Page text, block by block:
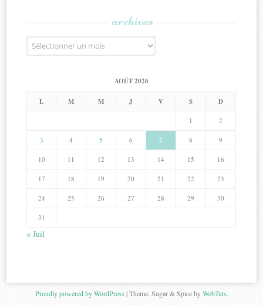
archives
Archives
AOÛT 2026
L M M J V S D
1 2
3 4 5 6 7 8 9
10 11 12 13 14 15 16
17 18 19 20 21 22 23
24 25 26 27 28 29 30
31
« Juil
Proudly powered by WordPress |Theme: Sugar & Spice byWebTuts.